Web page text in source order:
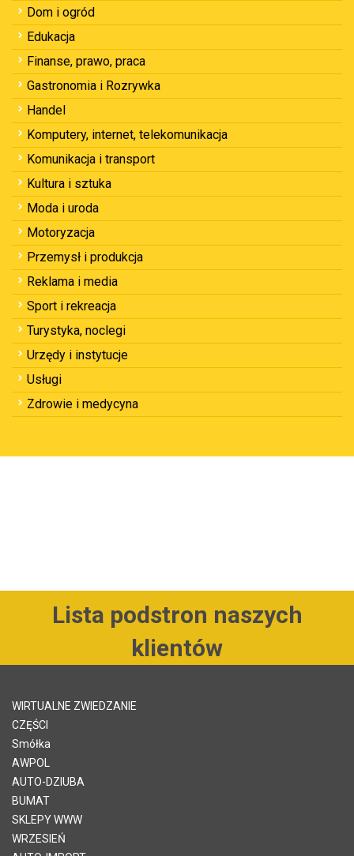
Dom i ogród
Edukacja
Finanse, prawo, praca
Gastronomia i Rozrywka
Handel
Komputery, internet, telekomunikacja
Komunikacja i transport
Kultura i sztuka
Moda i uroda
Motoryzacja
Przemysł i produkcja
Reklama i media
Sport i rekreacja
Turystyka, noclegi
Urzędy i instytucje
Usługi
Zdrowie i medycyna
Lista podstron naszych
klientów
WIRTUALNE ZWIEDZANIE
CZĘŚCI
Smółka
AWPOL
AUTO-DZIUBA
BUMAT
SKLEPY WWW
WRZESIEŃ